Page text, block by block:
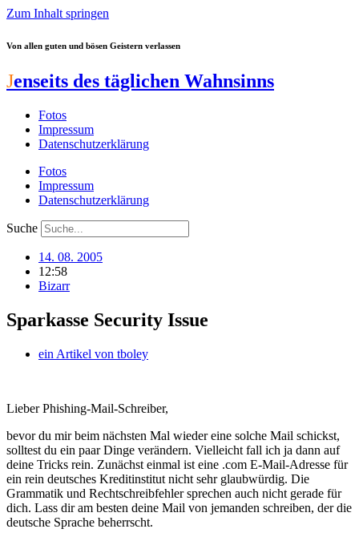
Zum Inhalt springen
Von allen guten und bösen Geistern verlassen
Jenseits des täglichen Wahnsinns
Fotos
Impressum
Datenschutzerklärung
Fotos
Impressum
Datenschutzerklärung
Suche
14. 08. 2005
12:58
Bizarr
Sparkasse Security Issue
ein Artikel von tboley
Lieber Phishing-Mail-Schreiber,
bevor du mir beim nächsten Mal wieder eine solche Mail schickst,
solltest du ein paar Dinge verändern. Vielleicht fall ich ja dann auf
deine Tricks rein. Zunächst einmal ist eine .com E-Mail-Adresse für
ein rein deutsches Kreditinstitut nicht sehr glaubwürdig. Die
Grammatik und Rechtschreibfehler sprechen auch nicht gerade für
dich. Lass dir am besten deine Mail von jemanden schreiben, der die
deutsche Sprache beherrscht.